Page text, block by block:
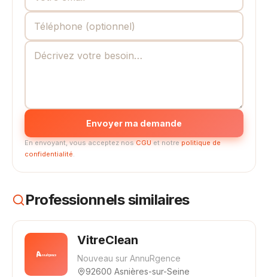
Envoyer ma demande
En envoyant, vous acceptez nosCGUet notrepolitique de
confidentialité.
Professionnels similaires
VitreClean
Nouveau sur AnnuRgence
92600 Asnières-sur-Seine